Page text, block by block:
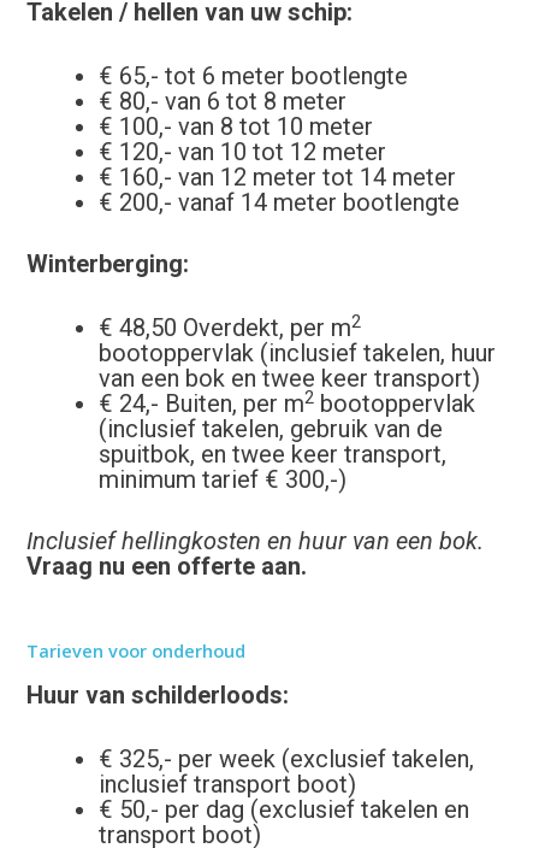
Takelen / hellen van uw schip:
€ 65,- tot 6 meter bootlengte
€ 80,- van 6 tot 8 meter
€ 100,- van 8 tot 10 meter
€ 120,- van 10 tot 12 meter
€ 160,- van 12 meter tot 14 meter
€ 200,- vanaf 14 meter bootlengte
Winterberging:
€ 48,50 Overdekt, per m2
bootoppervlak (inclusief takelen, huur
van een bok en twee keer transport)
€ 24,- Buiten, per m2 bootoppervlak
(inclusief takelen, gebruik van de
spuitbok, en twee keer transport,
minimum tarief € 300,-)
Inclusief hellingkosten en huur van een bok.
Vraag nu een offerte aan.
Tarieven voor onderhoud
Huur van schilderloods:
€ 325,- per week (exclusief takelen,
inclusief transport boot)
€ 50,- per dag (exclusief takelen en
transport boot)